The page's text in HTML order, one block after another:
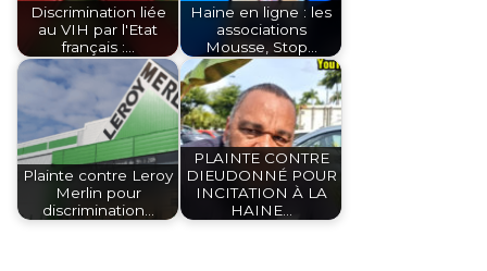
Discrimination liée
au VIH par l'Etat
français :…
Haine en ligne : les
associations
Mousse, Stop…
Plainte contre Leroy
Merlin pour
discrimination…
PLAINTE CONTRE
DIEUDONNÉ POUR
INCITATION À LA
HAINE…